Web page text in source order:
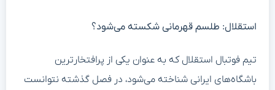
استقلال: طلسم قهرمانی شکسته می‌شود؟
تیم فوتبال استقلال که به عنوان یکی از پرافتخارترین
باشگاه‌های ایرانی شناخته می‌شود، در فصل گذشته نتوانست